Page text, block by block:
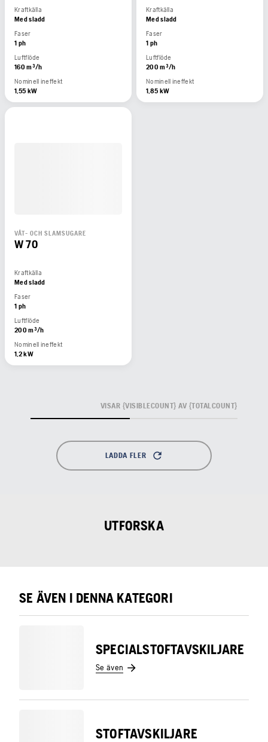
Kraftkälla
Med sladd
Faser
1 ph
Luftflöde
160 m³/h
Nominell ineffekt
1,55 kW
Kraftkälla
Med sladd
Faser
1 ph
Luftflöde
200 m³/h
Nominell ineffekt
1,85 kW
VÅT- OCH SLAMSUGARE
W 70
Kraftkälla
Med sladd
Faser
1 ph
Luftflöde
200 m³/h
Nominell ineffekt
1,2 kW
LADDA FLER
VISAR {VISIBLECOUNT} AV {TOTALCOUNT}
UTFORSKA
SE ÄVEN I DENNA KATEGORI
SPECIALSTOFTAVSKILJARE
Se även
STOFTAVSKILJARE